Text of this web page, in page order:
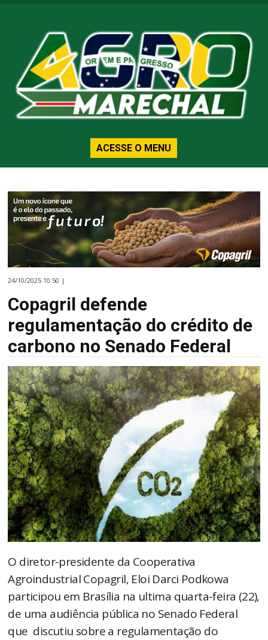
ACESSE O MENU
24/10/2025 10:50 |
Copagril defende
regulamentação do crédito de
carbono no Senado Federal
O diretor-presidente da Cooperativa
Agroindustrial Copagril, Eloi Darci Podkowa
participou em Brasília na ultima quarta-feira (22),
de uma audiência pública no Senado Federal
que discutiu sobre a regulamentação do